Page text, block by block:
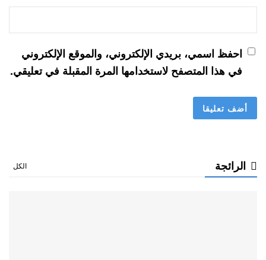
احفظ اسمي، بريدي الإلكتروني، والموقع الإلكتروني
في هذا المتصفح لاستخدامها المرة المقبلة في تعليقي.
الرائجة الكل